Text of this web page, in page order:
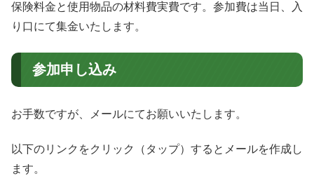
保険料金と使用物品の材料費実費です。参加費は当日、入
り口にて集金いたします。
参加申し込み
お手数ですが、メールにてお願いいたします。
以下のリンクをクリック（タップ）するとメールを作成し
ます。